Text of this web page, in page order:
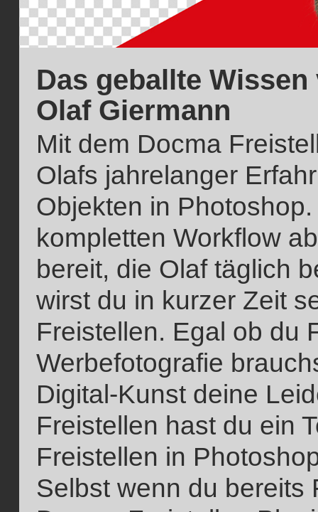
Das geballte
Olaf Giermann
Mit dem Docma
Olafs jahrelanger
Objekten in
kompletten Workflow
bereit, die Olaf täglich
wirst du in kurzer Zeit
Freistellen. Egal ob du
Werbefotografie
Digital-Kunst deine
Freistellen hast du ein
Freistellen in
Selbst wenn du bereits